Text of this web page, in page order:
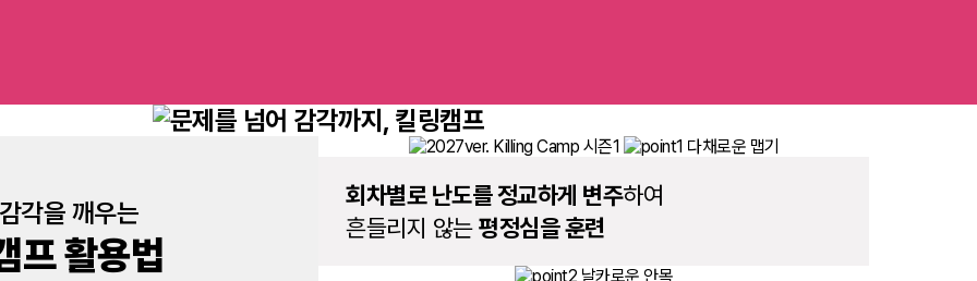
각을 깨우는
프 활용법
회차별로 난도를 정교하게 변주하여
흔들리지 않는평정심을 훈련